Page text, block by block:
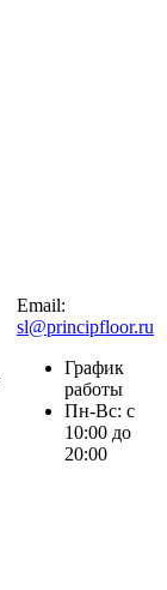
Email:
sl@principfloor.ru
График
работы
Пн-Вс: с
10:00 до
20:00